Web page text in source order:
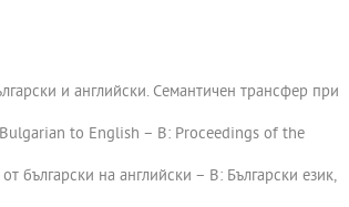
и английски. Семантичен трансфер при
to English – В: Proceedings of the
български на английски – В: Български език,